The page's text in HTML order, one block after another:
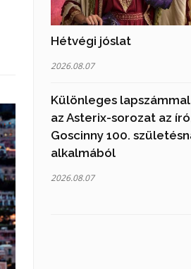
Hétvégi jóslat
2026.08.07
Különleges
az Asterix-sorozat az
Goscinny 100.
alkalmából
2026.08.07